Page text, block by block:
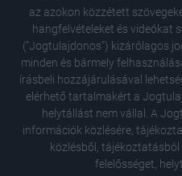
az azokon közzétett
hangfelvételeket és videókat
("Jogtulajdonos") kizárólagos
minden és bármely
írásbeli hozzájárulásával
elérhető tartalmakért a
helytállást nem vállal. A
információk közlésére,
közlésből,
felelősséget,